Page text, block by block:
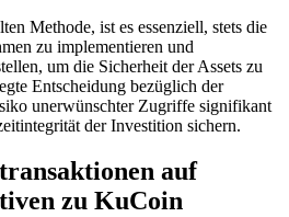
Methode, ist es essenziell, stets die
zu implementieren und
um die Sicherheit der Assets zu
Entscheidung bezüglich der
unerwünschter Zugriffe signifikant
der Investition sichern.
auf
zu KuCoin